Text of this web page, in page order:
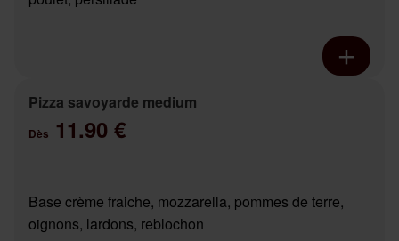
Pizza savoyarde medium
Dès 11.90 €
Base crème fraiche, mozzarella, pommes de terre,
oignons, lardons, reblochon